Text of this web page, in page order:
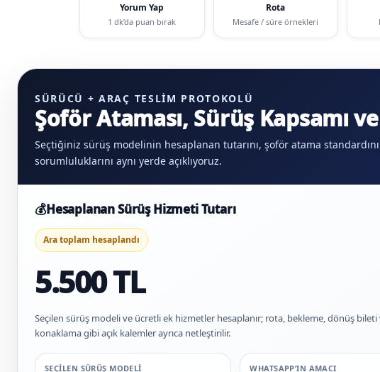
Yorum Yap
1 dk’da puan bırak
Rota
Mesafe / süre örnekleri
SÜRÜCÜ + ARAÇ TESLIM PROTOKOLÜ
Şoför Ataması, Sürüş Kapsamı
Seçtiğiniz sürüş modelinin hesaplanan tutarını, şoför atama standardını
sorumluluklarını aynı yerde açıklıyoruz.
💰Hesaplanan Sürüş Hizmeti Tutarı
Ara toplam hesaplandı
5.500 TL
Seçilen sürüş modeli ve ücretli ek hizmetler hesaplanır; rota, bekleme, dönüş bileti
konaklama gibi açık kalemler ayrıca netleştirilir.
SEÇILEN SÜRÜŞ MODELI WHATSAPP’IN AMACI